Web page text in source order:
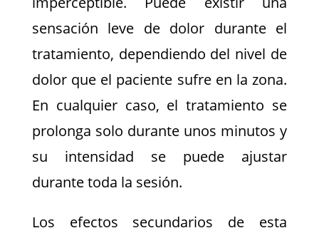
sensación leve de dolor durante el
tratamiento, dependiendo del nivel de
dolor que el paciente sufre en la zona.
En cualquier caso, el tratamiento se
prolonga solo durante unos minutos y
su intensidad se puede ajustar
durante toda la sesión.
Los efectos secundarios de esta